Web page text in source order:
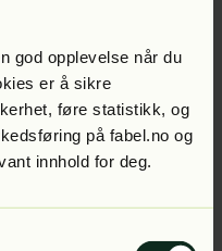
god opplevelse når du
er å sikre
føre statistikk, og
på fabel.no og
innhold for deg.